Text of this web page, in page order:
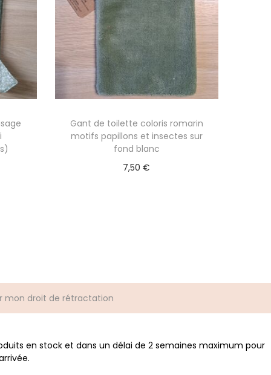
Gant de toilette coloris romarin
motifs papillons et insectes sur
fond blanc
7,50€
mon droit de rétractation
en stock et dans un délai de 2 semaines maximum pour